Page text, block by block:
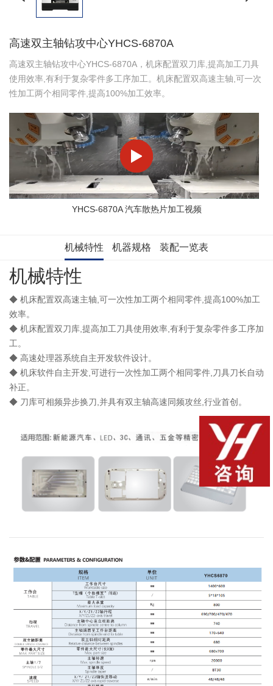
高速双主轴钻攻中心YHCS-6870A
高速双主轴钻攻中心YHCS-6870A，机床配置双刀库,提高加工刀具
使用效率,有利于复杂零件多工序加工。机床配置双高速主轴,可一次
性加工两个相同零件,提高100%加工效率。
YHCS-6870A 汽车散热片加工视频
机械特性 机器规格 装配一览表
机械特性
◆ 机床配置双高速主轴,可一次性加工两个相同零件,提高100%加工
效率。
◆ 机床配置双刀库,提高加工刀具使用效率,有利于复杂零件多工序加
工。
◆ 高速处理器系统自主开发软件设计。
◆ 机床软件自主开发,可进行一次性加工两个相同零件,刀具刀长自动
补正。
◆ 刀库可相频异步换刀,并具有双主轴高速同频攻丝,行业首创。